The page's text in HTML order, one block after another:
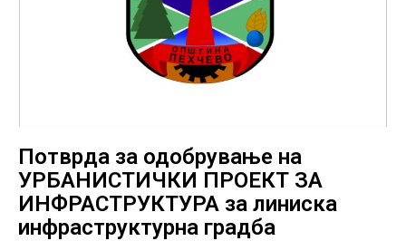
Потврда за одобрување на
УРБАНИСТИЧКИ ПРOЕКТ ЗА
ИНФРАСТРУКТУРА за линиска
инфраструктурна градба